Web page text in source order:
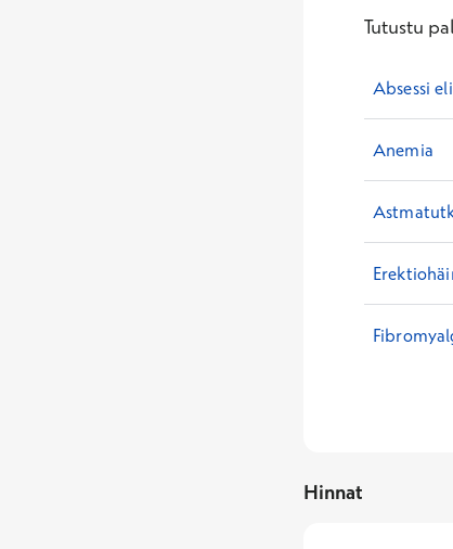
Tutustu
Absessi
Anemia
Hinnat